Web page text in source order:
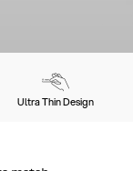
Ultra Thin Design